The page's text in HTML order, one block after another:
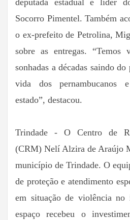
deputada estadual e líder
Socorro Pimentel. Também
o ex-prefeito de Petrolina,
sobre as entregas. “Temos
sonhadas a décadas saindo
vida dos pernambucanos
estado”, destacou.
Trindade - O Centro de
(CRM) Nelí Alzira de Araújo
município de Trindade. O
de proteção e atendimento
em situação de violência
espaço recebeu o